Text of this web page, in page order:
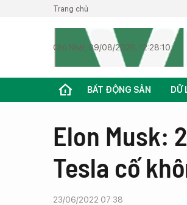
Trang chủ
Chủ Nhật, 09/08/2026, 12:28:10
BẤT ĐỘNG SẢN DỮ
Elon Musk:
Tesla cố
23/06/2022 07:38